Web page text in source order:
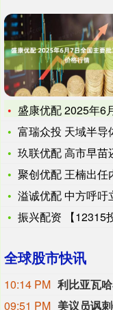
盛康优配 2025年6月7日全国主要批发市场葡
富瑞众投 天域半导
玖联优配 高市早苗还
聚创优配 王楠出任
溢诚优配 中方呼吁
振兴配资 【12315
全球股市快讯
10:14 PM
09:51 PM